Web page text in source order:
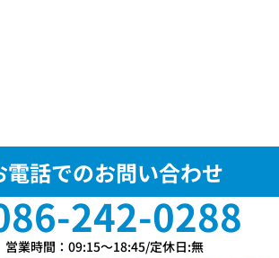
電話でのお問い合わせ
242-0288
営業時間：09:15〜18:45/定休日:無